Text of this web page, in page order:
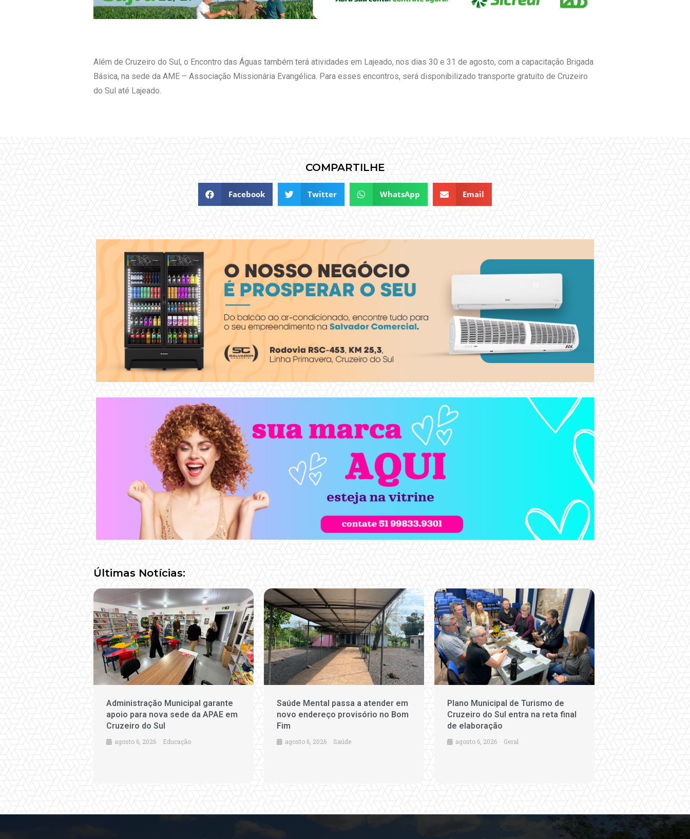
Além de Cruzeiro do Sul, o Encontro das Águas também terá atividades em Lajeado, nos dias 30 e 31 de agosto, com a capacitação Brigada
Básica, na sede da AME – Associação Missionária Evangélica. Para esses encontros, será disponibilizado transporte gratuito de Cruzeiro
do Sul até Lajeado.
COMPARTILHE
Facebook Twitter WhatsApp Email
Últimas Notícias:
Administração Municipal garante
apoio para nova sede da APAE em
Cruzeiro do Sul
agosto 6, 2026 Educação
Saúde Mental passa a atender em
novo endereço provisório no Bom
Fim
agosto 6, 2026 Saúde
Plano Municipal de Turismo de
Cruzeiro do Sul entra na reta final
de elaboração
agosto 6, 2026 Geral